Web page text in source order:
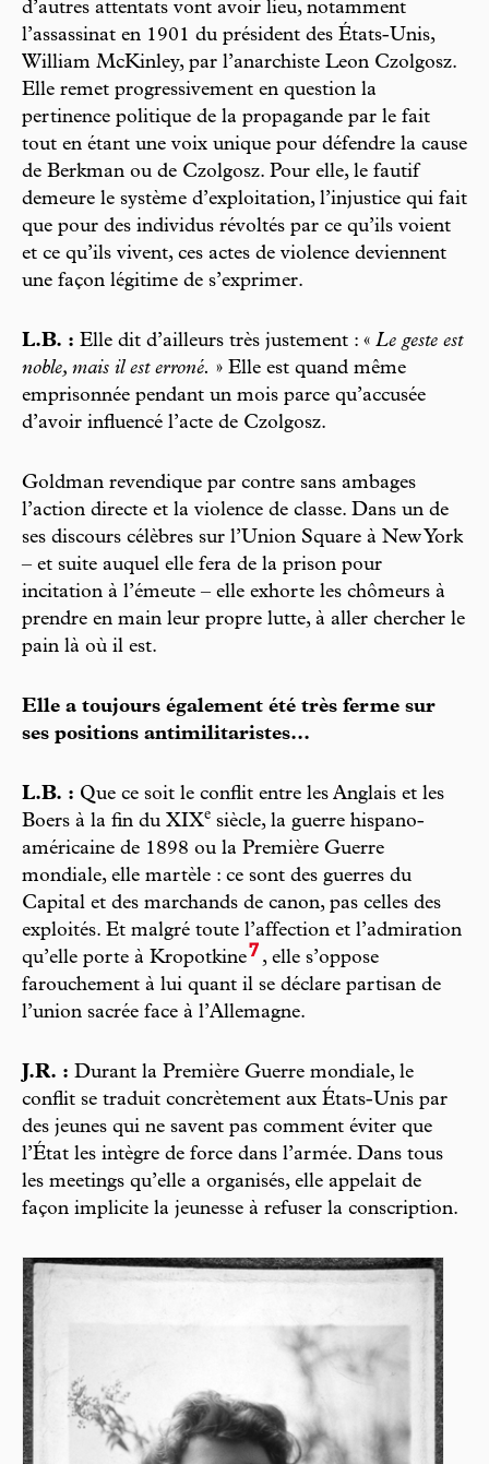
d’autres attentats vont avoir lieu, notamment
l’assassinat en 1901 du président des États-Unis,
William McKinley, par l’anarchiste Leon Czolgosz.
Elle remet progressivement en question la
pertinence politique de la propagande par le fait
tout en étant une voix unique pour défendre la cause
de Berkman ou de Czolgosz. Pour elle, le fautif
demeure le système d’exploitation, l’injustice qui fait
que pour des individus révoltés par ce qu’ils voient
et ce qu’ils vivent, ces actes de violence deviennent
une façon légitime de s’exprimer.
L.B. : Elle dit d’ailleurs très justement : « Le geste est
noble, mais il est erroné. » Elle est quand même
emprisonnée pendant un mois parce qu’accusée
d’avoir influencé l’acte de Czolgosz.
Goldman revendique par contre sans ambages
l’action directe et la violence de classe. Dans un de
ses discours célèbres sur l’Union Square à New York
– et suite auquel elle fera de la prison pour
incitation à l’émeute – elle exhorte les chômeurs à
prendre en main leur propre lutte, à aller chercher le
pain là où il est.
Elle a toujours également été très ferme sur
ses positions antimilitaristes...
L.B. : Que ce soit le conflit entre les Anglais et les
Boers à la fin du XIXe siècle, la guerre hispano-
américaine de 1898 ou la Première Guerre
mondiale, elle martèle : ce sont des guerres du
Capital et des marchands de canon, pas celles des
exploités. Et malgré toute l’affection et l’admiration
qu’elle porte à Kropotkine7 , elle s’oppose
farouchement à lui quant il se déclare partisan de
l’union sacrée face à l’Allemagne.
J.R. : Durant la Première Guerre mondiale, le
conflit se traduit concrètement aux États-Unis par
des jeunes qui ne savent pas comment éviter que
l’État les intègre de force dans l’armée. Dans tous
les meetings qu’elle a organisés, elle appelait de
façon implicite la jeunesse à refuser la conscription.